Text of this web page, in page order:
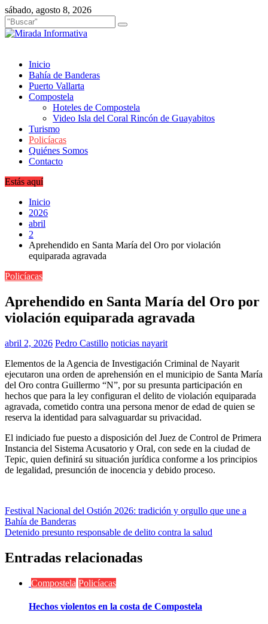
Saltar
al
contenido
sábado, agosto 8, 2026
Inicio
Bahía de Banderas
Puerto Vallarta
Compostela
Hoteles de Compostela
Video Isla del Coral Rincón de Guayabitos
Turismo
Policíacas
Quiénes Somos
Contacto
Estás aquí
Inicio
2026
abril
2
Aprehendido en Santa María del Oro por violación
equiparada agravada
Policíacas
Aprehendido en Santa María del Oro por
violación equiparada agravada
abril 2, 2026 Pedro Castillo noticias nayarit
Elementos de la Agencia de Investigación Criminal de Nayarit
ejecutaron una orden de aprehensión en el municipio de Santa María
del Oro contra Guillermo “N”, por su presunta participación en
hechos que para la ley configuran el delito de violación equiparada
agravada, cometido contra una persona menor de edad de quien se
reserva la identidad para salvaguardar su privacidad.
El indiciado fue puesto a disposición del Juez de Control de Primera
Instancia del Sistema Acusatorio y Oral, con sede en la ciudad de
Tepic, quien definirá su situación jurídica conforme a los principios
de legalidad, presunción de inocencia y debido proceso.
Navegación
de
Festival Nacional del Ostión 2026: tradición y orgullo que une a
Bahía de Banderas
Detenido presunto responsable de delito contra la salud
Entradas relacionadas
Compostela Policíacas
Hechos violentos en la costa de Compostela